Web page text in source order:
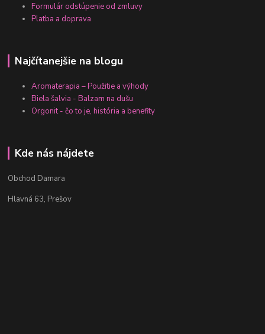
Formulár odstúpenie od zmluvy
Platba a doprava
Najčítanejšie na blogu
Aromaterapia – Použitie a výhody
Biela šalvia - Balzam na dušu
Orgonit - čo to je, história a benefity
Kde nás nájdete
Obchod Damara
Hlavná 63, Prešov